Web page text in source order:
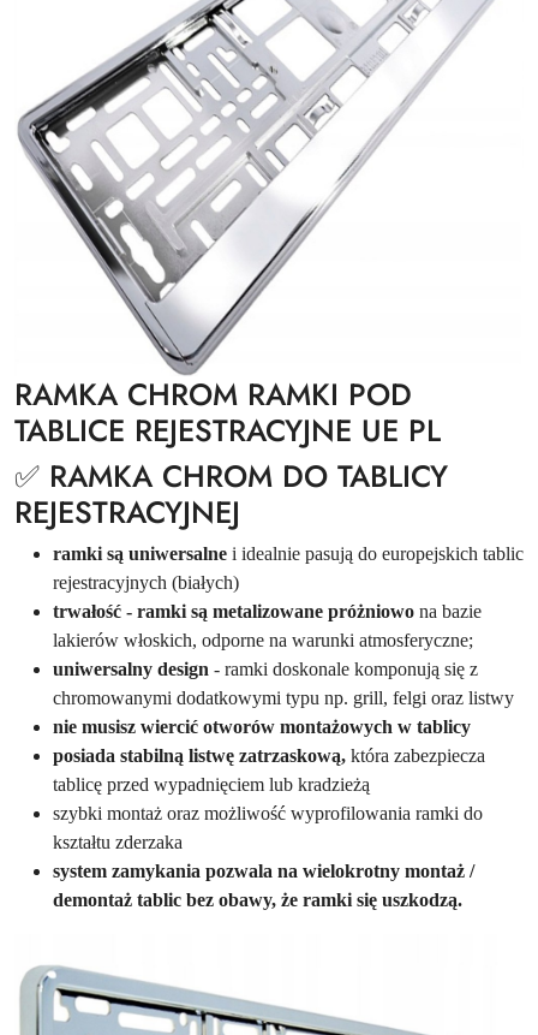
RAMKA CHROM RAMKI POD
TABLICE REJESTRACYJNE UE PL
✅ RAMKA CHROM DO TABLICY
REJESTRACYJNEJ
ramki są uniwersalne i idealnie pasują do europejskich tablic
rejestracyjnych (białych)
trwałość - ramki są metalizowane próżniowo na bazie
lakierów włoskich, odporne na warunki atmosferyczne;
uniwersalny design - ramki doskonale komponują się z
chromowanymi dodatkowymi typu np. grill, felgi oraz listwy
nie musisz wiercić otworów montażowych w tablicy
posiada stabilną listwę zatrzaskową, która zabezpiecza
tablicę przed wypadnięciem lub kradzieżą
szybki montaż oraz możliwość wyprofilowania ramki do
kształtu zderzaka
system zamykania pozwala na wielokrotny montaż /
demontaż tablic bez obawy, że ramki się uszkodzą.